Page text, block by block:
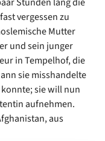
vergessen zu
Mutter
und sein junger
in Tempelhof, die
sie misshandelte
sie will nun
aufnehmen.
aus